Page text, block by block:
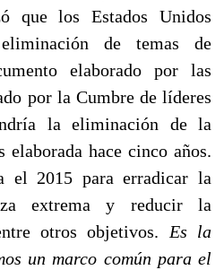
que los Estados Unidos
de temas de
elaborado por las
por la Cumbre de líderes
la eliminación de la
elaborada hace cinco años.
el 2015 para erradicar la
extrema y reducir la
otros objetivos. Es la
un marco común para el